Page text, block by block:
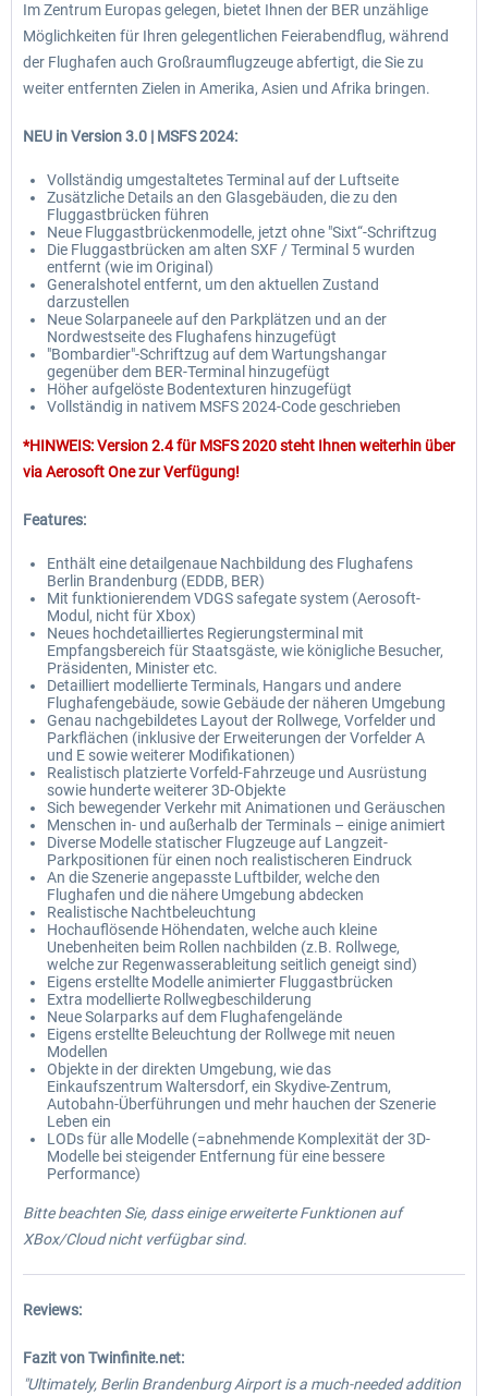
Im Zentrum Europas gelegen, bietet Ihnen der BER unzählige
Möglichkeiten für Ihren gelegentlichen Feierabendflug, während
der Flughafen auch Großraumflugzeuge abfertigt, die Sie zu
weiter entfernten Zielen in Amerika, Asien und Afrika bringen.
NEU in Version 3.0 | MSFS 2024:
Vollständig umgestaltetes Terminal auf der Luftseite
Zusätzliche Details an den Glasgebäuden, die zu den
Fluggastbrücken führen
Neue Fluggastbrückenmodelle, jetzt ohne "Sixt“-Schriftzug
Die Fluggastbrücken am alten SXF / Terminal 5 wurden
entfernt (wie im Original)
Generalshotel entfernt, um den aktuellen Zustand
darzustellen
Neue Solarpaneele auf den Parkplätzen und an der
Nordwestseite des Flughafens hinzugefügt
"Bombardier"-Schriftzug auf dem Wartungshangar
gegenüber dem BER-Terminal hinzugefügt
Höher aufgelöste Bodentexturen hinzugefügt
Vollständig in nativem MSFS 2024-Code geschrieben
*HINWEIS: Version 2.4 für MSFS 2020 steht Ihnen weiterhin über
via Aerosoft One zur Verfügung!
Features:
Enthält eine detailgenaue Nachbildung des Flughafens
Berlin Brandenburg (EDDB, BER)
Mit funktionierendem VDGS safegate system (Aerosoft-
Modul, nicht für Xbox)
Neues hochdetailliertes Regierungsterminal mit
Empfangsbereich für Staatsgäste, wie königliche Besucher,
Präsidenten, Minister etc.
Detailliert modellierte Terminals, Hangars und andere
Flughafengebäude, sowie Gebäude der näheren Umgebung
Genau nachgebildetes Layout der Rollwege, Vorfelder und
Parkflächen (inklusive der Erweiterungen der Vorfelder A
und E sowie weiterer Modifikationen)
Realistisch platzierte Vorfeld-Fahrzeuge und Ausrüstung
sowie hunderte weiterer 3D-Objekte
Sich bewegender Verkehr mit Animationen und Geräuschen
Menschen in- und außerhalb der Terminals – einige animiert
Diverse Modelle statischer Flugzeuge auf Langzeit-
Parkpositionen für einen noch realistischeren Eindruck
An die Szenerie angepasste Luftbilder, welche den
Flughafen und die nähere Umgebung abdecken
Realistische Nachtbeleuchtung
Hochauflösende Höhendaten, welche auch kleine
Unebenheiten beim Rollen nachbilden (z.B. Rollwege,
welche zur Regenwasserableitung seitlich geneigt sind)
Eigens erstellte Modelle animierter Fluggastbrücken
Extra modellierte Rollwegbeschilderung
Neue Solarparks auf dem Flughafengelände
Eigens erstellte Beleuchtung der Rollwege mit neuen
Modellen
Objekte in der direkten Umgebung, wie das
Einkaufszentrum Waltersdorf, ein Skydive-Zentrum,
Autobahn-Überführungen und mehr hauchen der Szenerie
Leben ein
LODs für alle Modelle (=abnehmende Komplexität der 3D-
Modelle bei steigender Entfernung für eine bessere
Performance)
Bitte beachten Sie, dass einige erweiterte Funktionen auf
XBox/Cloud nicht verfügbar sind.
Reviews:
Fazit von Twinfinite.net:
"Ultimately, Berlin Brandenburg Airport is a much-needed addition